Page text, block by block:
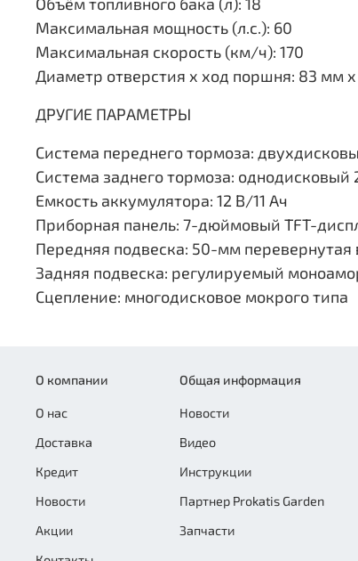
Максимальная мощность (л.с.): 60
Максимальная скорость (км/ч): 170
Диаметр отверстия х ход поршня: 83 мм
ДРУГИЕ ПАРАМЕТРЫ
Система переднего тормоза:
Система заднего тормоза:
Емкость аккумулятора: 12 В/11 Ач
Приборная панель: 7-дюймовый TFT-
Передняя подвеска: 50-мм перевернутая
Задняя подвеска: регулируемый
Сцепление: многодисковое мокрого типа
О компании
О нас
Доставка
Кредит
Новости
Акции
Общая информация
Новости
Видео
Инструкции
Партнер Prokatis Garden
Запчасти